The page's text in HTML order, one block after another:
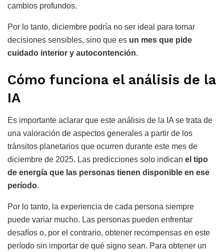
cambios profundos.
Por lo tanto, diciembre podría no ser ideal para tomar
decisiones sensibles, sino que es un mes que pide
cuidado interior y autocontención.
Cómo funciona el análisis de la
IA
Es importante aclarar que este análisis de la IA se trata de
una valoración de aspectos generales a partir de los
tránsitos planetarios que ocurren durante este mes de
diciembre de 2025. Las predicciones solo indican el tipo
de energía que las personas tienen disponible en ese
período.
Por lo tanto, la experiencia de cada persona siempre
puede variar mucho. Las personas pueden enfrentar
desafíos o, por el contrario, obtener recompensas en este
período sin importar de qué signo sean. Para obtener un